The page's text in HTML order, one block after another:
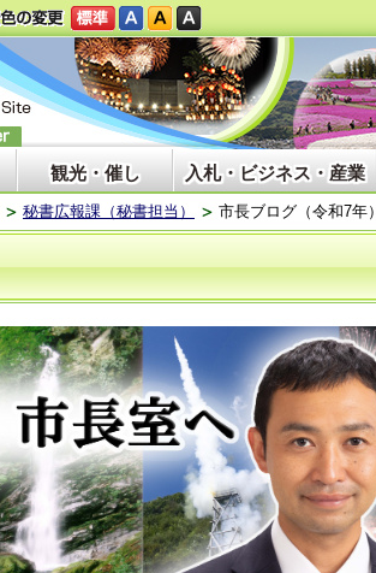
観光・催し 入札・ビジネス・産業
秘書広報課（秘書担当） 市長ブログ（令和7年）